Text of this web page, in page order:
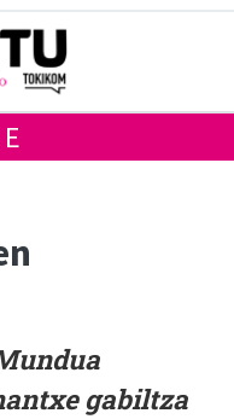
gabiltza